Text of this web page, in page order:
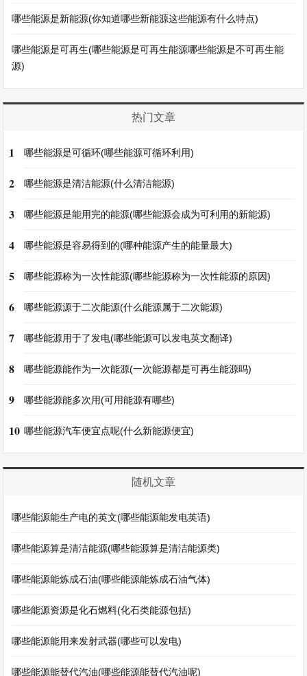
哪些能源是新能源(你知道哪些新能源这些能源有什么特点)
哪些能源是可再生(哪些能源是可再生能源哪些能源是不可再生能
源)
热门文章
1 哪些能源是可循环(哪些能源可循环利用)
2 哪些能源是清洁能源(什么清洁能源)
3 哪些能源是能用完的能源(哪些能源会成为可利用的新能源)
4 哪些能源是容易得到的(哪种能源产生的能量最大)
5 哪些能源称为一次性能源(哪些能源称为一次性能源的原因)
6 哪些能源源于二次能源(什么能源属于二次能源)
7 哪些能源用于了发电(哪些能源可以发电英文翻译)
8 哪些能源能作为一次能源(一次能源都是可再生能源吗)
9 哪些能源能多次用(可用能源有哪些)
10 哪些能源汽车便宜点呢(什么新能源便宜)
随机文章
哪些能源能生产电的英文(哪些能源能发电英语)
哪些能源算是清洁能源(哪些能源算是清洁能源类)
哪些能源能炼成石油(哪些能源能炼成石油气体)
哪些能源资源是化石燃料(化石类能源包括)
哪些能源能用来发射武器(哪些可以发电)
哪些能源能替代汽油(哪些能源能替代汽油呢)